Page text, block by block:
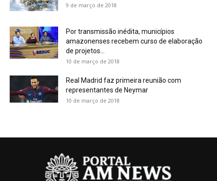
9 de março de 2018
Por transmissão inédita, municípios
amazonenses recebem curso de elaboração
de projetos...
10 de março de 2018
Real Madrid faz primeira reunião com
representantes de Neymar
10 de março de 2018